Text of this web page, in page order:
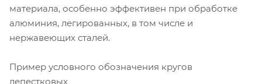
материала, особенно эффективен при обработке
алюминия, легированных, в том числе и
нержавеющих сталей.
Пример условного обозначения кругов
лепестковых